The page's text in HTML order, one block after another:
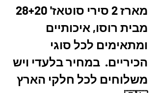
מבית רוסו, איכותיים
ומתאימים לכל סוגי
הכיריים.  במחיר בלעדי ויש
משלוחים לכל חלקי הארץ